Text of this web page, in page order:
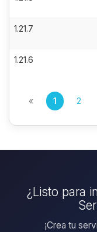
1.21.7
1.21.6
« 1 2
¿Listo para
¡Crea tu